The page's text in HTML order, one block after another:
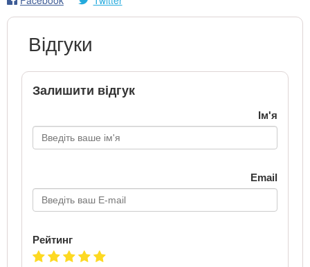
Відгуки
Залишити відгук
Ім'я
Email
Рейтинг